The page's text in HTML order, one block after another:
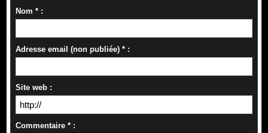
Nom * :
Adresse email (non publiée) * :
Site web :
Commentaire * :